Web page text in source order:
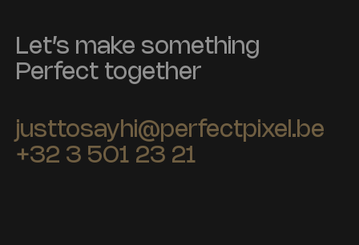
Let’s make something
Perfect together
justtosayhi@perfectpixel.be
+32 3 501 23 21